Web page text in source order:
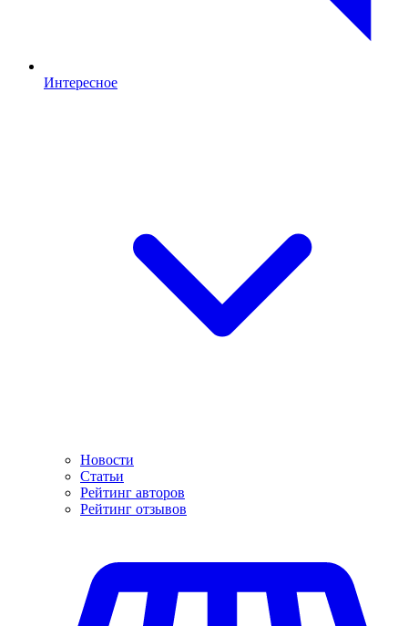
Интересное
Новости
Статьи
Рейтинг авторов
Рейтинг отзывов